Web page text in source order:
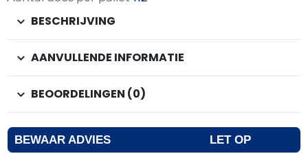
BESCHRIJVING
AANVULLENDE INFORMATIE
BEOORDELINGEN (0)
BEWAAR ADVIES LET OP